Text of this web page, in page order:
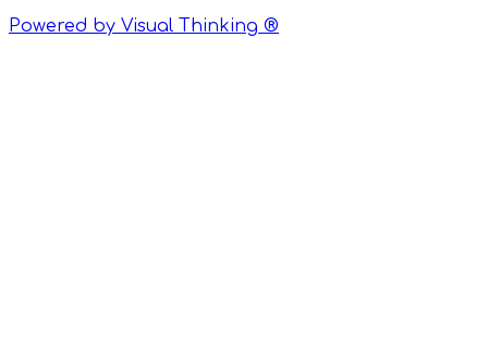
Powered by Visual Thinking ®